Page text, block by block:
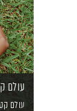
עולם קטן
עולם